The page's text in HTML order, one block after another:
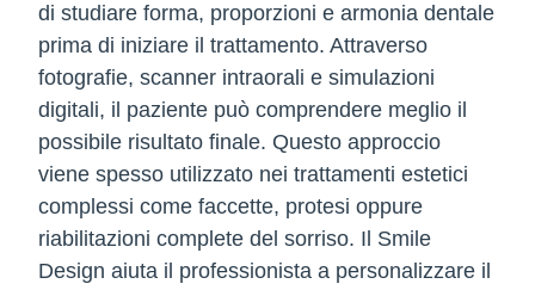
di studiare forma, proporzioni e armonia dentale
prima di iniziare il trattamento. Attraverso
fotografie, scanner intraorali e simulazioni
digitali, il paziente può comprendere meglio il
possibile risultato finale. Questo approccio
viene spesso utilizzato nei trattamenti estetici
complessi come faccette, protesi oppure
riabilitazioni complete del sorriso. Il Smile
Design aiuta il professionista a personalizzare il